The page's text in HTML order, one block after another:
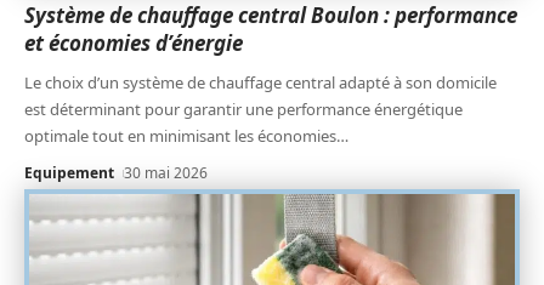
Système de chauffage central Boulon : performance
et économies d’énergie
Le choix d’un système de chauffage central adapté à son domicile
est déterminant pour garantir une performance énergétique
optimale tout en minimisant les économies…
Equipement 30 mai 2026